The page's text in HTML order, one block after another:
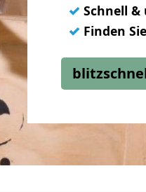
✓ Schnell
✓ Finden